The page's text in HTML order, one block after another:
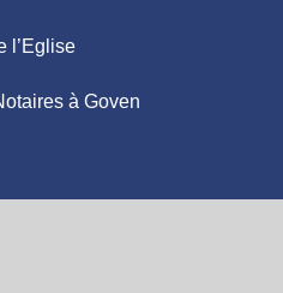
l’Eglise
à Goven